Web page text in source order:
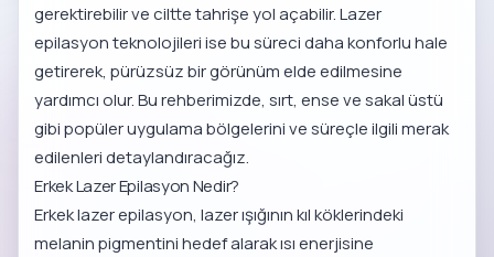
gerektirebilir ve ciltte tahrişe yol açabilir. Lazer
epilasyon teknolojileri ise bu süreci daha konforlu hale
getirerek, pürüzsüz bir görünüm elde edilmesine
yardımcı olur. Bu rehberimizde, sırt, ense ve sakal üstü
gibi popüler uygulama bölgelerini ve süreçle ilgili merak
edilenleri detaylandıracağız.
Erkek Lazer Epilasyon Nedir?
Erkek lazer epilasyon, lazer ışığının kıl köklerindeki
melanin pigmentini hedef alarak ısı enerjisine